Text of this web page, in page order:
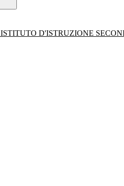
ISTITUTO D'ISTRUZIONE